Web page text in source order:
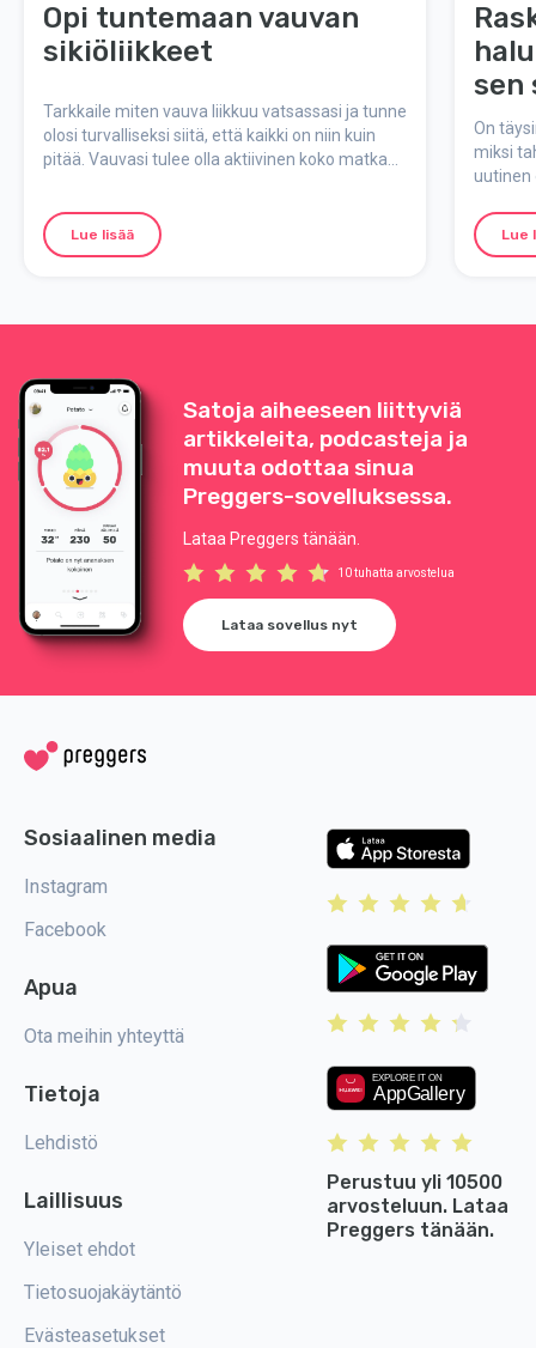
Opi tuntemaan vauvan
sikiöliikkeet
Tarkkaile miten vauva liikkuu vatsassasi ja tunne
olosi turvalliseksi siitä, että kaikki on niin kuin
pitää. Vauvasi tulee olla aktiivinen koko matkan
Lue lisää
sen
On
miksi
uutinen
vielä
avulla
Lue
Satoja aiheeseen liittyviä
artikkeleita, podcasteja ja
muuta odottaa sinua
Preggers-sovelluksessa.
Lataa Preggers tänään.
10 tuhatta arvostelua
Lataa sovellus nyt
Sosiaalinen media
Instagram
Facebook
Apua
Ota meihin yhteyttä
Tietoja
Lehdistö
Laillisuus
Yleiset ehdot
Tietosuojakäytäntö
Evästeasetukset
Perustuu yli 10500
arvosteluun. Lataa
Preggers tänään.